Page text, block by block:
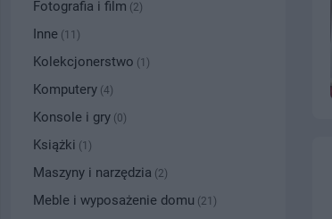
Fotografia i film (2)
Inne (11)
Kolekcjonerstwo (1)
Komputery (4)
Konsole i gry (0)
Książki (1)
Maszyny i narzędzia (2)
Meble i wyposażenie domu (21)